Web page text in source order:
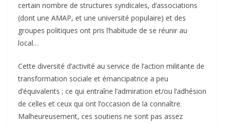
certain nombre de structures syndicales, d’associations
(dont une AMAP, et une université populaire) et des
groupes politiques ont pris l’habitude de se réunir au
local…
Cette diversité d’activité au service de l’action militante de
transformation sociale et émancipatrice a peu
d’équivalents ; ce qui entraîne l’admiration et/ou l’adhésion
de celles et ceux qui ont l’occasion de la connaître.
Malheureusement, ces soutiens ne sont pas assez